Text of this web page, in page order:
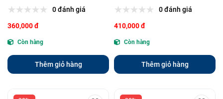
0 đánh giá
360,000 đ
Còn hàng
Thêm giỏ hàng
(NQ)
0 đánh giá
410,000 đ
Còn hàng
Thêm giỏ hàng